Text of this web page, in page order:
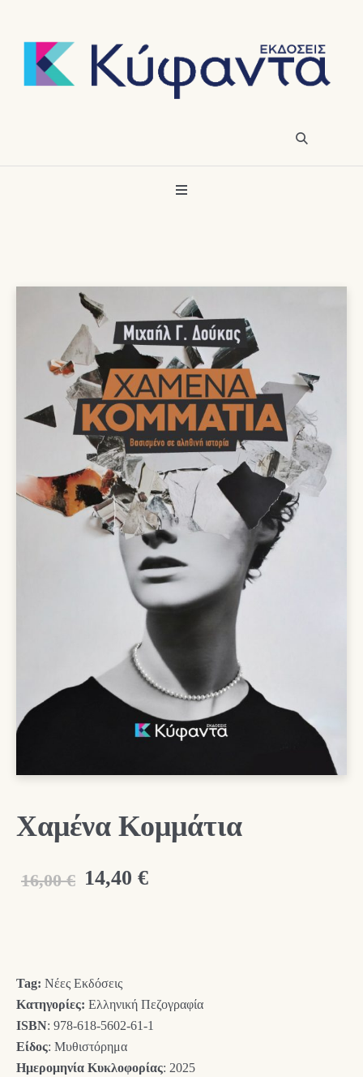
Χαμένα Κομμάτια
16,00 € Original
14,40 €Η
14,40 €.
Tag: Νέες Εκδόσεις
Κατηγορίες: Ελληνική Πεζογραφία
ISBN: 978-618-5602-61-1
Είδος: Μυθιστόρημα
Ημερομηνία Κυκλοφορίας: 2025